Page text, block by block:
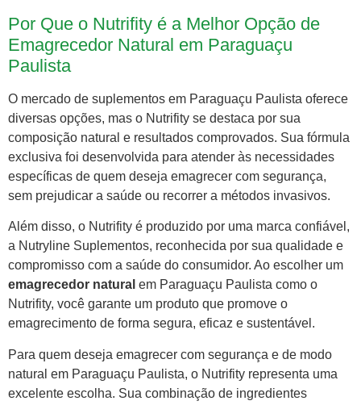
Por Que o Nutrifity é a Melhor Opção de
Emagrecedor Natural em Paraguaçu
Paulista
O mercado de suplementos em Paraguaçu Paulista oferece
diversas opções, mas o Nutrifity se destaca por sua
composição natural e resultados comprovados. Sua fórmula
exclusiva foi desenvolvida para atender às necessidades
específicas de quem deseja emagrecer com segurança,
sem prejudicar a saúde ou recorrer a métodos invasivos.
Além disso, o Nutrifity é produzido por uma marca confiável,
a Nutryline Suplementos, reconhecida por sua qualidade e
compromisso com a saúde do consumidor. Ao escolher um
emagrecedor natural em Paraguaçu Paulista como o
Nutrifity, você garante um produto que promove o
emagrecimento de forma segura, eficaz e sustentável.
Para quem deseja emagrecer com segurança e de modo
natural em Paraguaçu Paulista, o Nutrifity representa uma
excelente escolha. Sua combinação de ingredientes